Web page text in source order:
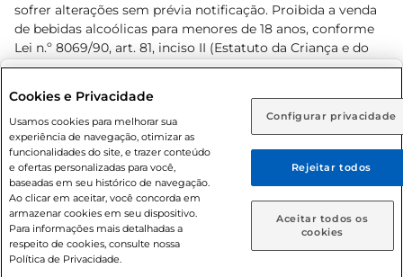
Rio de Janeiro (RJ) Goiás (GO)
Ou
Caso queira comprar online, informe como deseja receber
suas compras:
Entrega em casa Retire em Loja
sofrer alterações sem prévia notificação. Proibida a venda
de bebidas alcoólicas para menores de 18 anos, conforme
Lei n.º 8069/90, art. 81, inciso II (Estatuto da Criança e do
Adolescente). Preços e condições exclusivos para o
prévio. O valor mínimo para as compras on-line é de R$
80,00.
© 2026 Copyright. Todos os direitos
reservados Prezunic.
Cookies e Privacidade
Usamos cookies para melhorar sua
experiência de navegação, otimizar as
funcionalidades do site, e trazer conteúdo
e ofertas personalizadas para você,
baseadas em seu histórico de navegação.
Ao clicar em aceitar, você concorda em
armazenar cookies em seu dispositivo.
Para informações mais detalhadas a
respeito de cookies, consulte nossa
Política de Privacidade.
Configurar privacidade
Rejeitar todos
Aceitar todos os
cookies